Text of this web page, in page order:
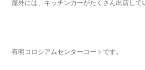
屋外には、キッチンカーがたくさん出店して
有明コロシアムセンターコートです。